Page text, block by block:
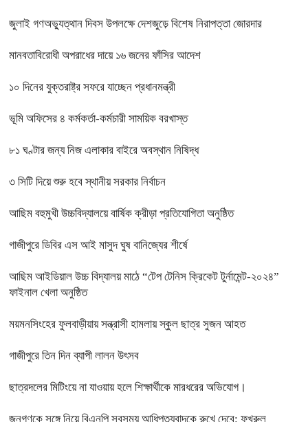
জুলাই গণঅভ্যুত্থান দিবস উপলক্ষে দেশজুড়ে বিশেষ নিরাপত্তা জোরদার
মানবতাবিরোধী অপরাধের দায়ে ১৬ জনের ফাঁসির আদেশ
১০ দিনের যুক্তরাষ্ট্র সফরে যাচ্ছেন প্রধানমন্ত্রী
ভূমি অফিসের ৪ কর্মকর্তা-কর্মচারী সাময়িক বরখাস্ত
৮১ ঘণ্টার জন্য নিজ এলাকার বাইরে অবস্থান নিষিদ্ধ
৩ সিটি দিয়ে শুরু হবে স্থানীয় সরকার নির্বাচন
আছিম বহুমুখী উচ্চবিদ্যালয়ে বার্ষিক ক্রীড়া প্রতিযোগিতা অনুষ্ঠিত
গাজীপুরে ডিবির এস আই মাসুদ ঘুষ বানিজ্যের শীর্ষে
আছিম আইডিয়াল উচ্চ বিদ্যালয় মাঠে “টেপ টেনিস ক্রিকেট টুর্নামেন্ট-২০২৪”
ফাইনাল খেলা অনুষ্ঠিত
ময়মনসিংহের ফুলবাড়ীয়ায় সন্ত্রাসী হামলায় স্কুল ছাত্র সুজন আহত
গাজীপুরে তিন দিন ব্যাপী লালন উৎসব
ছাত্রদলের মিটিংয়ে না যাওয়ায় হলে শিক্ষার্থীকে মারধরের অভিযোগ।
জনগণকে সঙ্গে নিয়ে বিএনপি সবসময় আধিপত্যবাদকে রুখে দেবে: ফখরুল